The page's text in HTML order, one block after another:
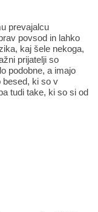
prevajalcu
povsod in lahko
kaj šele nekoga,
prijatelji so
podobne, a imajo
besed, ki so v
tudi take, ki so si od